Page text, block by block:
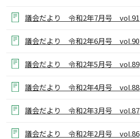
議会だより 令和2年7月号 vol.91
議会だより 令和2年6月号 vol.90
議会だより 令和2年5月号 vol.89
議会だより 令和2年4月号 vol.88
議会だより 令和2年3月号 vol.87
議会だより 令和2年2月号 vol.86